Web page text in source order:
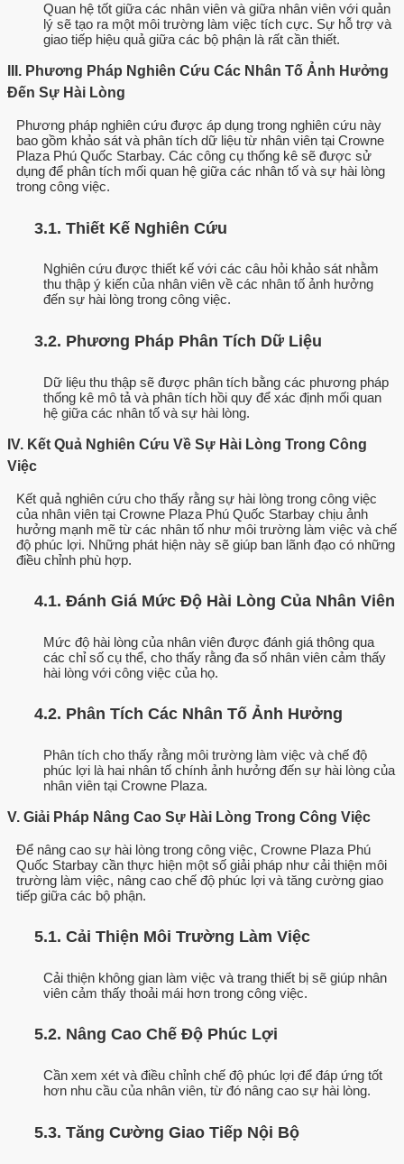
Quan hệ tốt giữa các nhân viên và giữa nhân viên với quản
lý sẽ tạo ra một môi trường làm việc tích cực. Sự hỗ trợ và
giao tiếp hiệu quả giữa các bộ phận là rất cần thiết.
III. Phương Pháp Nghiên Cứu Các Nhân Tố Ảnh Hưởng
Đến Sự Hài Lòng
Phương pháp nghiên cứu được áp dụng trong nghiên cứu này
bao gồm khảo sát và phân tích dữ liệu từ nhân viên tại Crowne
Plaza Phú Quốc Starbay. Các công cụ thống kê sẽ được sử
dụng để phân tích mối quan hệ giữa các nhân tố và sự hài lòng
trong công việc.
3.1. Thiết Kế Nghiên Cứu
Nghiên cứu được thiết kế với các câu hỏi khảo sát nhằm
thu thập ý kiến của nhân viên về các nhân tố ảnh hưởng
đến sự hài lòng trong công việc.
3.2. Phương Pháp Phân Tích Dữ Liệu
Dữ liệu thu thập sẽ được phân tích bằng các phương pháp
thống kê mô tả và phân tích hồi quy để xác định mối quan
hệ giữa các nhân tố và sự hài lòng.
IV. Kết Quả Nghiên Cứu Về Sự Hài Lòng Trong Công
Việc
Kết quả nghiên cứu cho thấy rằng sự hài lòng trong công việc
của nhân viên tại Crowne Plaza Phú Quốc Starbay chịu ảnh
hưởng mạnh mẽ từ các nhân tố như môi trường làm việc và chế
độ phúc lợi. Những phát hiện này sẽ giúp ban lãnh đạo có những
điều chỉnh phù hợp.
4.1. Đánh Giá Mức Độ Hài Lòng Của Nhân Viên
Mức độ hài lòng của nhân viên được đánh giá thông qua
các chỉ số cụ thể, cho thấy rằng đa số nhân viên cảm thấy
hài lòng với công việc của họ.
4.2. Phân Tích Các Nhân Tố Ảnh Hưởng
Phân tích cho thấy rằng môi trường làm việc và chế độ
phúc lợi là hai nhân tố chính ảnh hưởng đến sự hài lòng của
nhân viên tại Crowne Plaza.
V. Giải Pháp Nâng Cao Sự Hài Lòng Trong Công Việc
Để nâng cao sự hài lòng trong công việc, Crowne Plaza Phú
Quốc Starbay cần thực hiện một số giải pháp như cải thiện môi
trường làm việc, nâng cao chế độ phúc lợi và tăng cường giao
tiếp giữa các bộ phận.
5.1. Cải Thiện Môi Trường Làm Việc
Cải thiện không gian làm việc và trang thiết bị sẽ giúp nhân
viên cảm thấy thoải mái hơn trong công việc.
5.2. Nâng Cao Chế Độ Phúc Lợi
Cần xem xét và điều chỉnh chế độ phúc lợi để đáp ứng tốt
hơn nhu cầu của nhân viên, từ đó nâng cao sự hài lòng.
5.3. Tăng Cường Giao Tiếp Nội Bộ